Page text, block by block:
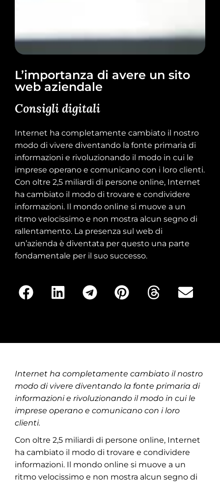
L’importanza di avere un sito
web aziendale
Consigli digitali
Internet ha completamente cambiato il nostro
modo di vivere diventando la fonte primaria di
informazioni e rivoluzionando il modo in cui le
imprese operano e comunicano con i loro clienti.
Con oltre 2,5 miliardi di persone online, Internet
ha cambiato il modo di trovare e condividere
informazioni. Il mondo online si muove a un
ritmo velocissimo e non mostra alcun segno di
rallentamento. La presenza sul web di
un’azienda è diventata per questo una parte
fondamentale per il suo successo.
Internet ha completamente cambiato il nostro
modo di vivere diventando la fonte primaria di
informazioni e rivoluzionando il modo in cui le
imprese operano e comunicano con i loro
clienti.
Con oltre 2,5 miliardi di persone online, Internet
ha cambiato il modo di trovare e condividere
informazioni. Il mondo online si muove a un
ritmo velocissimo e non mostra alcun segno di